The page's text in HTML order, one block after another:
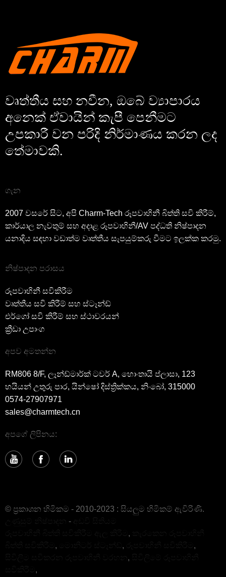
වෘත්තීය සහ නවීන, ඔබේ ව්‍යාපාරය
අනෙක් ඒවායින් කැපී පෙනීමට
උපකාරී වන පරිදි නිර්මාණය කරන ලද
තේමාවකි.
ගැන
2007 වසරේ සිට, අපි Charm-Tech රූපවාහිනී බිත්ති සවි කිරීම්,
කාර්යාල නැවතුම් සහ අදාළ රූපවාහිනී/AV පද්ධති නිෂ්පාදන
යනාදිය සඳහා වඩාත්ම වෘත්තීය සැපයුම්කරු වීමට ඉලක්ක කරමු.
නිෂ්පාදන පරාසය
රූපවාහිනී සවිකිරීම
වෘත්තීය සවි කිරීම් සහ ස්ටෑන්ඩ්
එර්ගෝ සවි කිරීම් සහ ස්ථාවරයන්
ක්‍රීඩා උපාංග
අපව අමතන්න
RM806 8/F, ලෑන්ඩ්මාර්ක් ටවර් A, හොංතායි ප්ලාසා, 123
හයියන් උතුරු පාර, යින්ෂෝ දිස්ත්‍රික්කය, නිංබෝ, 315000
0574-27907971
sales@charmtech.cn
අපගේ ලිපිනය:
© ප්‍රකාශන හිමිකම - 2010-2023 : සියලුම හිමිකම් ඇවිරිණි.
-
,
, ,
,
,
,